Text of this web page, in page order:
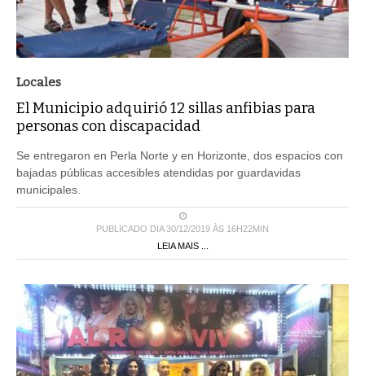
Locales
El Municipio adquirió 12 sillas anfibias para
personas con discapacidad
Se entregaron en Perla Norte y en Horizonte, dos espacios con
bajadas públicas accesibles atendidas por guardavidas
municipales.
PUBLICADO DIA 30/12/2019 ÀS 16H22MIN
LEIA MAIS ...